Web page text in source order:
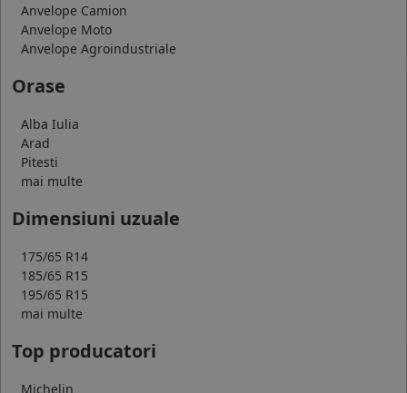
Anvelope Camion
Anvelope Moto
Anvelope Agroindustriale
Orase
Alba Iulia
Arad
Pitesti
mai multe
Dimensiuni uzuale
175/65 R14
185/65 R15
195/65 R15
mai multe
Top producatori
Michelin